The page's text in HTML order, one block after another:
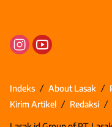
Indeks About Lasak
Kirim Artikel
Redaksi